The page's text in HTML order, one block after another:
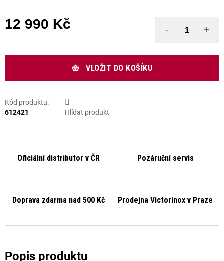
12 990 Kč
VLOŽIT DO KOŠÍKU
Kód produktu:
612421
Hlídat produkt
Oficiální distributor v ČR Pozáruční servis
Doprava zdarma nad 500 Kč Prodejna Victorinox v Praze